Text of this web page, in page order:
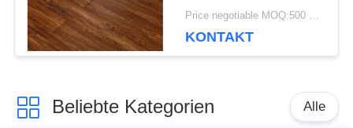
Price negotiable MOQ:500 Quadratmeter
KONTAKT
Beliebte Kategorien Alle